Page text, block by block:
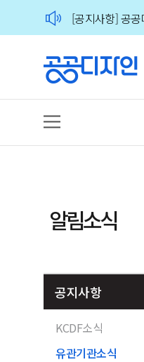
[공지사항] 공
🙋‍♀️🙋‍♂️2026 공
알림소식
공지사항
KCDF소식
유관기관소식